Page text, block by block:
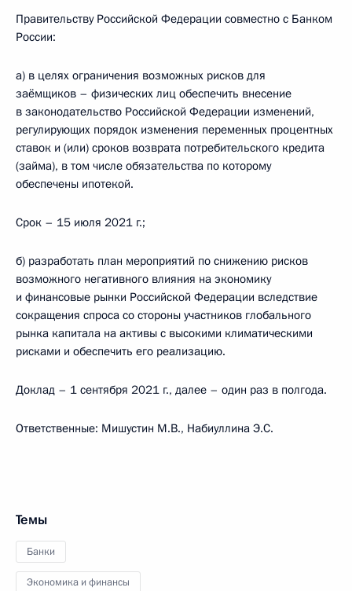
Правительству Российской Федерации совместно с Банком
России:
а) в целях ограничения возможных рисков для
заёмщиков – физических лиц обеспечить внесение
в законодательство Российской Федерации изменений,
регулирующих порядок изменения переменных процентных
ставок и (или) сроков возврата потребительского кредита
(займа), в том числе обязательства по которому
обеспечены ипотекой.
Срок – 15 июля 2021 г.;
б) разработать план мероприятий по снижению рисков
возможного негативного влияния на экономику
и финансовые рынки Российской Федерации вследствие
сокращения спроса со стороны участников глобального
рынка капитала на активы с высокими климатическими
рисками и обеспечить его реализацию.
Доклад – 1 сентября 2021 г., далее – один раз в полгода.
Ответственные: Мишустин М.В., Набиуллина Э.С.
Темы
Банки
Экономика и финансы